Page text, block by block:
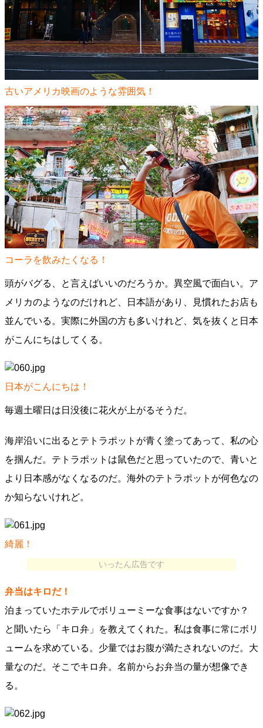
古いアメリカ映画のような雰囲気！
コーラを飲みたくなる！
頭がバグる、と言えばいいのだろうか。異空風で面白い。ア
メリカのようなのだけれど、日本語があり、見慣れたお店も
並んでいる。実際に外国の方も多いけれど、気を抜くと日本
がこんにちはしてくる。
日本がこんにちは！
毎週土曜日は日没後に花火が上がるそうだ。
海岸沿いに出るとテトラポットが青く塗ってあって、私の心
を掴んだ。テトラポットは鼠色だと思っていたので、青いと
より日本感がなくなるのだ。海外のテトラポットが何色なの
か知らないけれど。
綺麗！
いったん広告です
弁当はキロだ！
泊まっていたホテルでボリューミーな食事はないですか？
と聞いたら「キロ弁」を教えてくれた。私は食事に常にボリ
ュームを求めている。少量ではお腹が満たされないのだ。大
量なのだ。そこでキロ弁。名前からお弁当の量が想像でき
る。